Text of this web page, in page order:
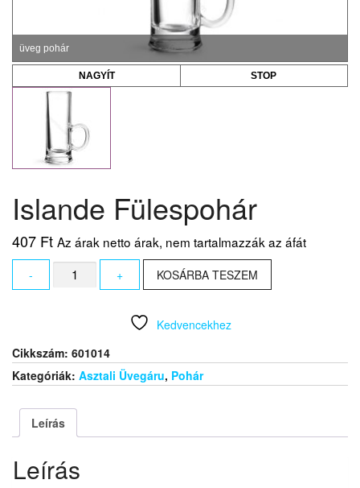
üveg pohár
NAGYÍT STOP
Islande Fülespohár
407 Ft Az árak netto árak, nem tartalmazzák az áfát
-
Islande
Fülespohár
+ KOSÁRBA TESZEM
Kedvencekhez
Cikkszám: 601014
Kategóriák: Asztali Üvegáru, Pohár
Leírás
Leírás